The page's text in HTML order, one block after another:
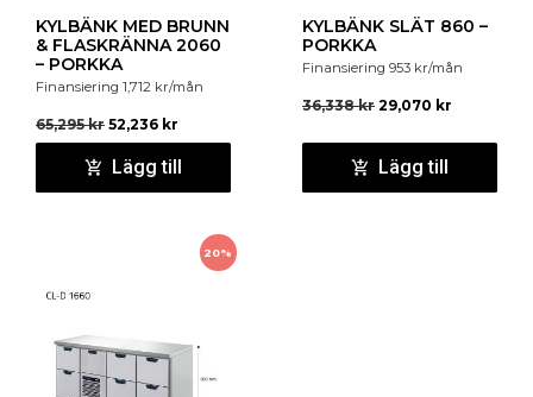
KYLBÄNK MED BRUNN
& FLASKRÄNNA 2060
– PORKKA
Finansiering 1,712 kr/mån
65,295kr 52,236 kr
Lägg till
KYLBÄNK SLÄT 860 –
PORKKA
Finansiering 953 kr/mån
36,338kr 29,070 kr
Lägg till
20%